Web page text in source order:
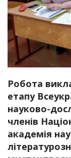
Робота
етапу
науково-
членів
академія